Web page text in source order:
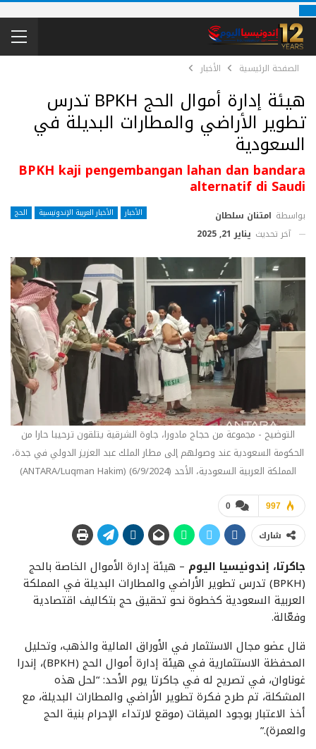
الصفحة الرئيسية الأخبار
هيئة إدارة أموال الحج BPKH تدرس
تطوير الأراضي والمطارات البديلة في
السعودية
BPKH kaji pengembangan lahan dan bandara
alternatif di Saudi
الأخبار الأخبار العربية الإندونيسية الحج بواسطة امتنان سلطان
آخر تحديث يناير 21, 2025
التوضيح - مجموعة من حجاج مادورا، جاوة الشرقية يتلقون ترحيبا حارا من
الحكومة السعودية عند وصولهم إلى مطار الملك عبد العزيز الدولي في جدة،
المملكة العربية السعودية، الأحد (6/9/2024) (ANTARA/Luqman Hakim)
0 997
شارك
جاكرتا، إندونيسيا اليوم – هيئة إدارة الأموال الخاصة بالحج
(BPKH) تدرس تطوير الأراضي والمطارات البديلة في المملكة
العربية السعودية كخطوة نحو تحقيق حج بتكاليف اقتصادية
وفعّالة.
قال عضو مجال الاستثمار في الأوراق المالية والذهب، وتحليل
المحفظة الاستثمارية في هيئة إدارة أموال الحج (BPKH)، إندرا
غوناوان، في تصريح له في جاكرتا يوم الأحد: “لحل هذه
المشكلة، تم طرح فكرة تطوير الأراضي والمطارات البديلة، مع
أخذ الاعتبار بوجود الميقات (موقع لارتداء الإحرام بنية الحج
والعمرة).”